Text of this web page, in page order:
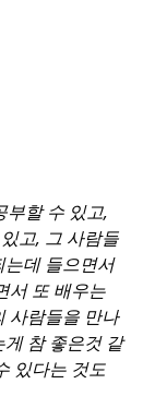
부할 수 있고,
고, 그 사람들
는데 들으면서
서 또 배우는
사람들을 만나
참 좋은것 같
있다는 것도